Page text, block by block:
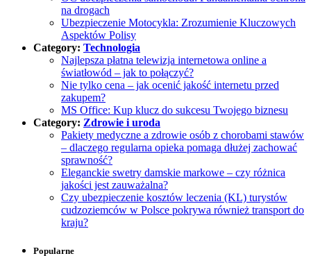
na drogach
Ubezpieczenie Motocykla: Zrozumienie Kluczowych
Aspektów Polisy
Category: Technologia
Najlepsza płatna telewizja internetowa online a
światłowód – jak to połączyć?
Nie tylko cena – jak ocenić jakość internetu przed
zakupem?
MS Office: Kup klucz do sukcesu Twojego biznesu
Category: Zdrowie i uroda
Pakiety medyczne a zdrowie osób z chorobami stawów
– dlaczego regularna opieka pomaga dłużej zachować
sprawność?
Eleganckie swetry damskie markowe – czy różnica
jakości jest zauważalna?
Czy ubezpieczenie kosztów leczenia (KL) turystów
cudzoziemców w Polsce pokrywa również transport do
kraju?
Popularne